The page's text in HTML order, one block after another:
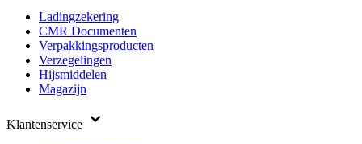
Ladingzekering
CMR Documenten
Verpakkingsproducten
Verzegelingen
Hijsmiddelen
Magazijn
Klantenservice